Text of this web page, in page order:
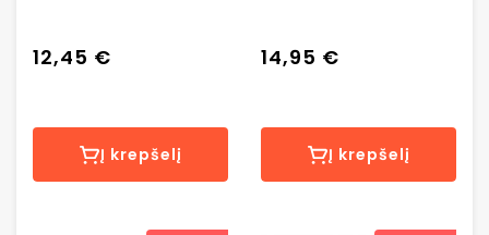
0.500 kg.
12,45 €
Į krepšelį
14,95 €
Į krepšelį